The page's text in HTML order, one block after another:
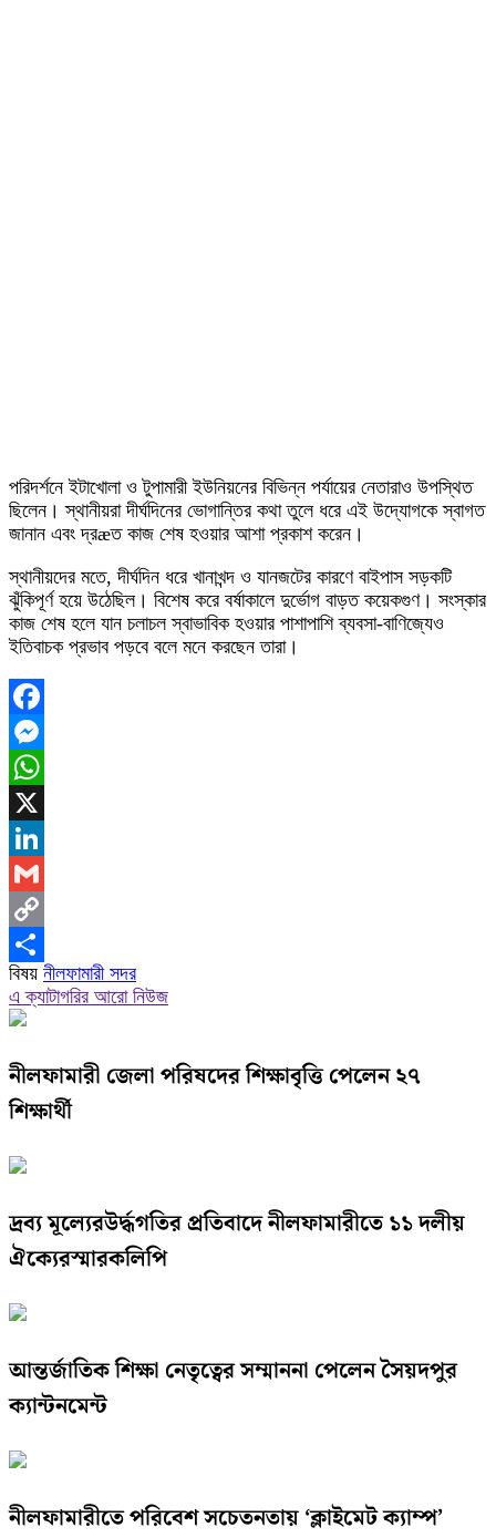
পরিদর্শনে ইটাখোলা ও টুপামারী ইউনিয়নের বিভিন্ন পর্যায়ের নেতারাও উপস্থিত
ছিলেন। স্থানীয়রা দীর্ঘদিনের ভোগান্তির কথা তুলে ধরে এই উদ্যোগকে স্বাগত
জানান এবং দ্রæত কাজ শেষ হওয়ার আশা প্রকাশ করেন।
স্থানীয়দের মতে, দীর্ঘদিন ধরে খানাখন্দ ও যানজটের কারণে বাইপাস সড়কটি
ঝুঁকিপূর্ণ হয়ে উঠেছিল। বিশেষ করে বর্ষাকালে দুর্ভোগ বাড়ত কয়েকগুণ। সংস্কার
কাজ শেষ হলে যান চলাচল স্বাভাবিক হওয়ার পাশাপাশি ব্যবসা-বাণিজ্যেও
ইতিবাচক প্রভাব পড়বে বলে মনে করছেন তারা।
Facebook
Messenger
WhatsApp
X
LinkedIn
Gmail
Copy
Link
Share
বিষয় নীলফামারী সদর
এ ক্যাটাগরির আরো নিউজ
নীলফামারী জেলা পরিষদের শিক্ষাবৃত্তি পেলেন ২৭
শিক্ষার্থী
দ্রব্য মূল্যেরউর্দ্ধগতির প্রতিবাদে নীলফামারীতে ১১ দলীয়
ঐক্যেরস্মারকলিপি
আন্তর্জাতিক শিক্ষা নেতৃত্বের সম্মাননা পেলেন সৈয়দপুর
ক্যান্টনমেন্ট
নীলফামারীতে পরিবেশ সচেতনতায় ‘ক্লাইমেট ক্যাম্প’